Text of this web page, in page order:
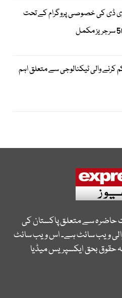
ڈی کی خصوصی پروگرام کے تحت
کرنے والی ٹیکنالوجی سے متعلق اہم
حاضرہ سے متعلق پاکستان کی
ویب سائٹ ہے۔ اس ویب سائٹ
حقوق بحق ایکسپریس میڈیا